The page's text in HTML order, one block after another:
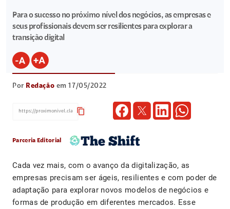
Para o sucesso no próximo nível dos negócios, as empresas e
seus profissionais devem ser resilientes para explorar a
transição digital
Por Redação em 17/05/2022
content_copy
Parceria Editorial
Cada vez mais, com o avanço da digitalização, as
empresas precisam ser ágeis, resilientes e com poder de
adaptação para explorar novos modelos de negócios e
formas de produção em diferentes mercados. Esse